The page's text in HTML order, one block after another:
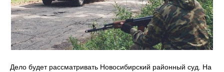
Дело будет рассматривать Новосибирский районный суд. На